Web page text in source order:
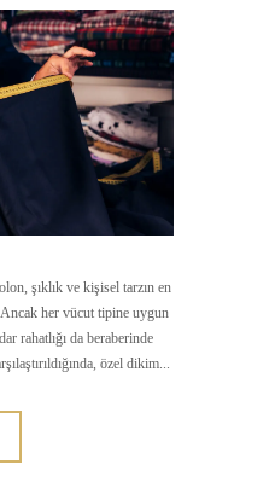
şıklık ve kişisel tarzın en
her vücut tipine uygun
rahatlığı da beraberinde
özel dikim...